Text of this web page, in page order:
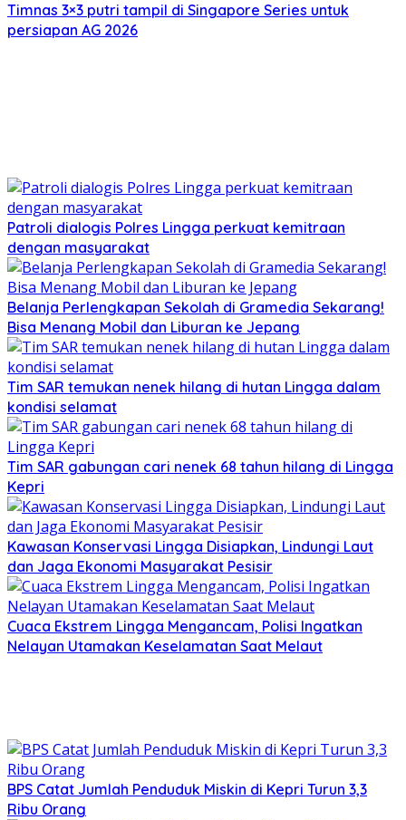
Timnas 3×3 putri tampil di Singapore Series untuk
persiapan AG 2026
Patroli dialogis Polres Lingga perkuat kemitraan
dengan masyarakat
Belanja Perlengkapan Sekolah di Gramedia Sekarang!
Bisa Menang Mobil dan Liburan ke Jepang
Tim SAR temukan nenek hilang di hutan Lingga dalam
kondisi selamat
Tim SAR gabungan cari nenek 68 tahun hilang di Lingga
Kepri
Kawasan Konservasi Lingga Disiapkan, Lindungi Laut
dan Jaga Ekonomi Masyarakat Pesisir
Cuaca Ekstrem Lingga Mengancam, Polisi Ingatkan
Nelayan Utamakan Keselamatan Saat Melaut
BPS Catat Jumlah Penduduk Miskin di Kepri Turun 3,3
Ribu Orang